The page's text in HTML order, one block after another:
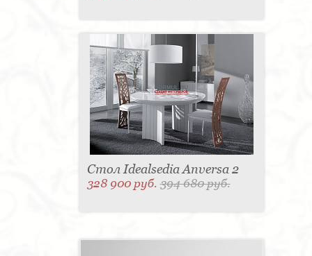
Стол Idealsedia Anversa 2
328 900 руб.394 680 руб.